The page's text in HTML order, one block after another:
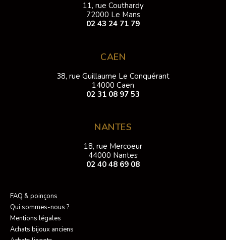
11, rue Couthardy
72000 Le Mans
02 43 24 71 79
CAEN
38, rue Guillaume Le Conquérant
14000 Caen
02 31 08 97 53
NANTES
18, rue Mercoeur
44000 Nantes
02 40 48 69 08
FAQ & poinçons
Qui sommes-nous ?
Mentions légales
Achats bijoux anciens